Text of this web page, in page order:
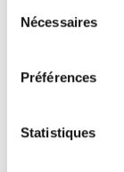
Nécessaires
Préférences
Statistiques
Pouvez-